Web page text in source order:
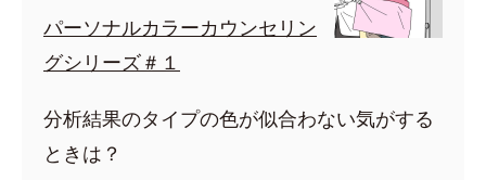
パーソナルカラーカウンセリン
グシリーズ＃１
分析結果のタイプの色が似合わない気がする
ときは？